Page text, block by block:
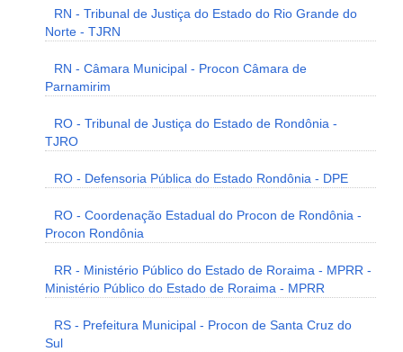
RN - Tribunal de Justiça do Estado do Rio Grande do
Norte - TJRN
RN - Câmara Municipal - Procon Câmara de
Parnamirim
RO - Tribunal de Justiça do Estado de Rondônia -
TJRO
RO - Defensoria Pública do Estado Rondônia - DPE
RO - Coordenação Estadual do Procon de Rondônia -
Procon Rondônia
RR - Ministério Público do Estado de Roraima - MPRR -
Ministério Público do Estado de Roraima - MPRR
RS - Prefeitura Municipal - Procon de Santa Cruz do
Sul